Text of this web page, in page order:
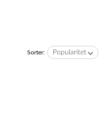
Sorter: Popularitet